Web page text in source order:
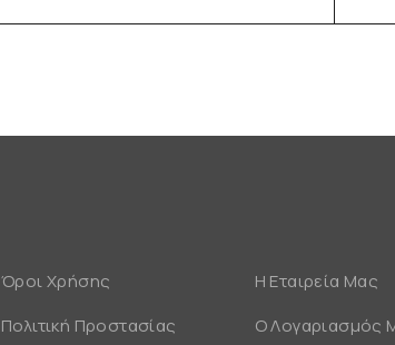
Όροι Χρήσης
Πολιτική Προστασίας
Η Εταιρεία Μας
Ο Λογαριασμός